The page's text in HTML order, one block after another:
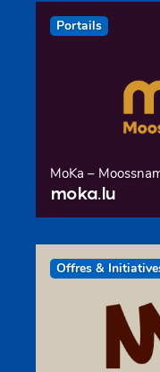
Portails
MoKa –
moka.lu
Offres &